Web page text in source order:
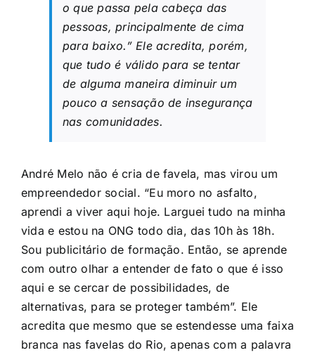
o que passa pela cabeça das
pessoas, principalmente de cima
para baixo.” Ele acredita, porém,
que tudo é válido para se tentar
de alguma maneira diminuir um
pouco a sensação de insegurança
nas comunidades.
André Melo não é cria de favela, mas virou um
empreendedor social. “Eu moro no asfalto,
aprendi a viver aqui hoje. Larguei tudo na minha
vida e estou na ONG todo dia, das 10h às 18h.
Sou publicitário de formação. Então, se aprende
com outro olhar a entender de fato o que é isso
aqui e se cercar de possibilidades, de
alternativas, para se proteger também”. Ele
acredita que mesmo que se estendesse uma faixa
branca nas favelas do Rio, apenas com a palavra